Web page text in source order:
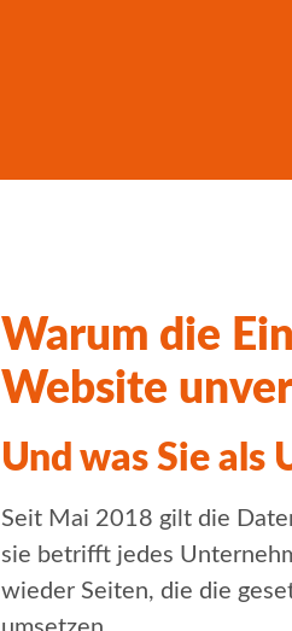
Warum die
Website
Und was Sie als
Seit Mai 2018 gilt die
sie betrifft jedes
wieder Seiten, die die